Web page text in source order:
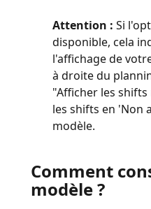
Attention : Si
disponible, cela
l'affichage de
à droite du
"Afficher les
les shifts en 'Non
modèle.
Comment
modèle ?